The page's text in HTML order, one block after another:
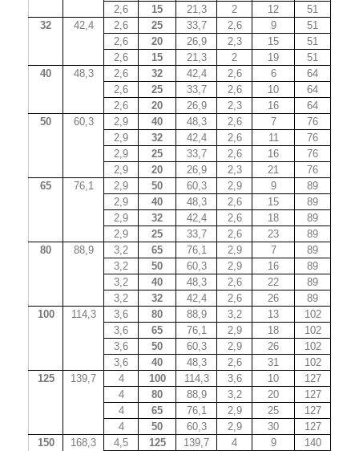
2,6
15 21,3 2 12
51
32
42,4 2,6 25 33,7 2,6 9
51
2,6
20 26,9 2,3 15
51
2,6
15 21,3 2 19
51
40
48,3 2,6 32 42,4 2,6 6
64
2,6
25 33,7 2,6 10
64
2,6
20 26,9 2,3 16
64
50
60,3 2,9 40 48,3 2,6 7
76
2,9
32 42,4 2,6 11
76
2,9
25 33,7 2,6 16
76
2,9
20 26,9 2,3 21
76
65
76,1 2,9 50 60,3 2,9 9
89
2,9
40 48,3 2,6 15
89
2,9
32 42,4 2,6 18
89
2,9
25 33,7 2,6 23
89
80
88,9 3,2 65 76,1 2,9 7
89
3,2
50 60,3 2,9 16
89
3,2
40 48,3 2,6 22
89
3,2
32 42,4 2,6 26
89
100
114,3 3,6 80 88,9 3,2 13
102
3,6
65 76,1 2,9 18
102
3,6
50 60,3 2,9 26
102
3,6
40 48,3 2,6 31
102
125
139,7 4 100 114,3 3,6 10
127
4
80 88,9 3,2 20
127
4
65 76,1 2,9 25
127
4
50 60,3 2,9 30
127
150
168,3 4,5 125 139,7 4 9
140